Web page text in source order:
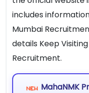
includes
Mumbai
details Keep
Recruitment.
MahaNMK